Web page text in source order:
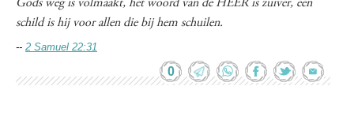
Gods weg is volmaakt, het woord van de HEER is zuiver, een
schild is hij voor allen die bij hem schuilen.
-- 2 Samuel 22:31
0